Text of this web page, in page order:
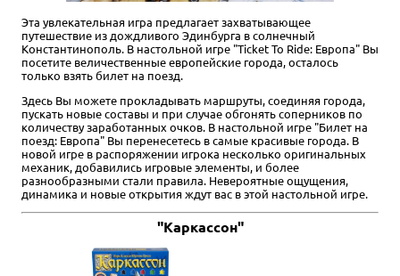
Эта увлекательная игра предлагает захватывающее
путешествие из дождливого Эдинбурга в солнечный
Константинополь. В настольной игре "Ticket To Ride: Европа" Вы
посетите величественные европейские города, осталось
только взять билет на поезд.
Здесь Вы можете прокладывать маршруты, соединяя города,
пускать новые составы и при случае обгонять соперников по
количеству заработанных очков. В настольной игре "Билет на
поезд: Европа" Вы перенесетесь в самые красивые города. В
новой игре в распоряжении игрока несколько оригинальных
механик, добавились игровые элементы, и более
разнообразными стали правила. Невероятные ощущения,
динамика и новые открытия ждут вас в этой настольной игре.
"Каркассон"